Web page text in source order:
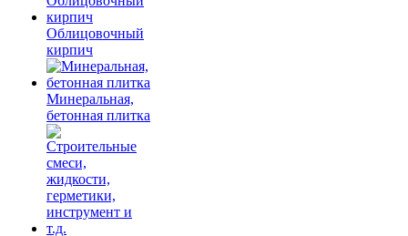
Облицовочный
кирпич
Минеральная,
бетонная плитка